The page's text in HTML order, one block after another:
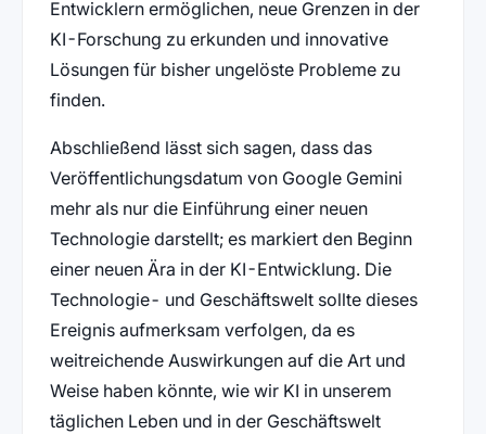
Entwicklern ermöglichen, neue Grenzen in der
KI-Forschung zu erkunden und innovative
Lösungen für bisher ungelöste Probleme zu
finden.
Abschließend lässt sich sagen, dass das
Veröffentlichungsdatum von Google Gemini
mehr als nur die Einführung einer neuen
Technologie darstellt; es markiert den Beginn
einer neuen Ära in der KI-Entwicklung. Die
Technologie- und Geschäftswelt sollte dieses
Ereignis aufmerksam verfolgen, da es
weitreichende Auswirkungen auf die Art und
Weise haben könnte, wie wir KI in unserem
täglichen Leben und in der Geschäftswelt